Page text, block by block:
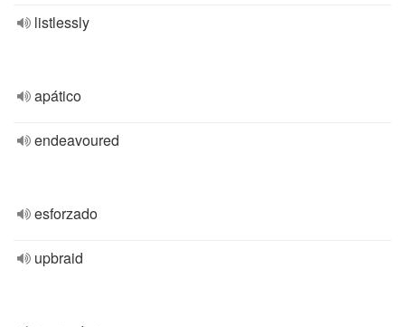
listlessly
apático
endeavoured
esforzado
upbraid